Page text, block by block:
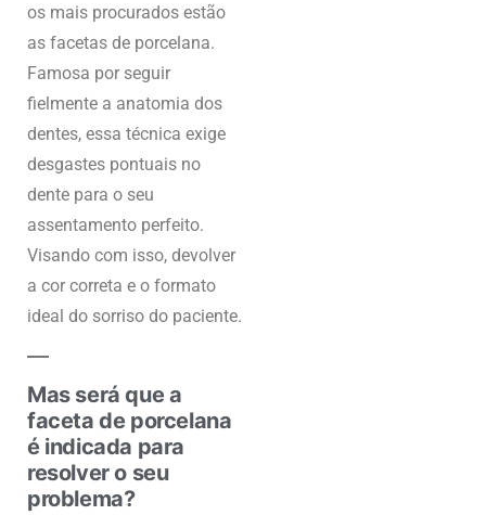
os mais procurados estão
as facetas de porcelana.
Famosa por seguir
fielmente a anatomia dos
dentes, essa técnica exige
desgastes pontuais no
dente para o seu
assentamento perfeito.
Visando com isso, devolver
a cor correta e o formato
ideal do sorriso do paciente.
Mas será que a
faceta de porcelana
é indicada para
resolver o seu
problema?